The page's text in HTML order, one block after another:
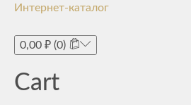
Интернет-каталог
0,00 ₽ (0)
Cart